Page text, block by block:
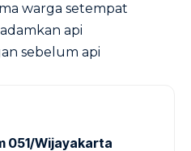
warga setempat
api
sebelum api
051/Wijayakarta